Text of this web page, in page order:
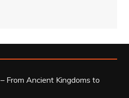
From Ancient Kingdoms to